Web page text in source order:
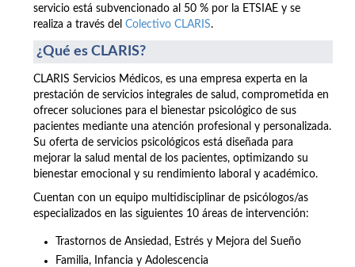
servicio está subvencionado al 50 % por la ETSIAE y se
realiza a través del Colectivo CLARIS.
¿Qué es CLARIS?
CLARIS Servicios Médicos, es una empresa experta en la
prestación de servicios integrales de salud, comprometida en
ofrecer soluciones para el bienestar psicológico de sus
pacientes mediante una atención profesional y personalizada.
Su oferta de servicios psicológicos está diseñada para
mejorar la salud mental de los pacientes, optimizando su
bienestar emocional y su rendimiento laboral y académico.
Cuentan con un equipo multidisciplinar de psicólogos/as
especializados en las siguientes 10 áreas de intervención:
Trastornos de Ansiedad, Estrés y Mejora del Sueño
Familia, Infancia y Adolescencia